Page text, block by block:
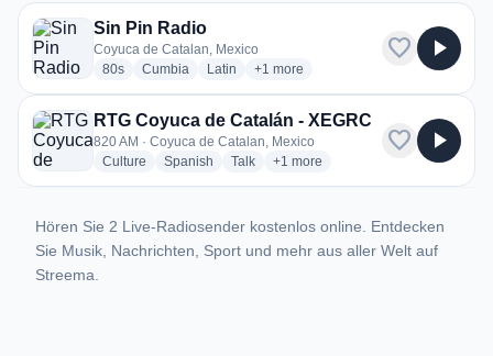
2 Radiosender aus Coyuca de Catalan
Sin Pin Radio
Coyuca de Catalan, Mexico
80sradio stations
Cumbia radio stations
Latin radio stations
+1 more genres for Sin Pin Radio
more
favorite play_arrow
RTG Coyuca de Catalán - XEGRC
820 AM · Coyuca de Catalan, Mexico
Culture radio stations
Spanish radio stations
Talkradio stations
+1 more genres for RTG Coyuca de
more
favorite play_arrow
Hören Sie 2 Live-Radiosender kostenlos online. Entdecken
Sie Musik, Nachrichten, Sport und mehr aus aller Welt auf
Streema.